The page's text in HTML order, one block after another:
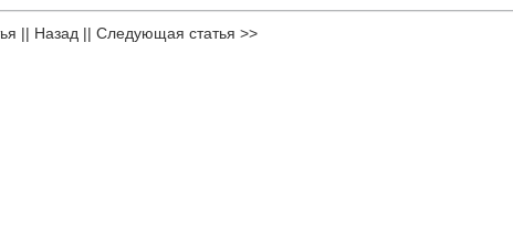
|| Назад || Следующая статья >>